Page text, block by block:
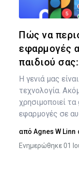
Πώς να
εφαρμογές
παιδιού
Η γενιά μας
τεχνολογία.
χρησιμοποιεί
εφαρμογές σε
από Agnes W Linn
Ενημερώθηκε 01